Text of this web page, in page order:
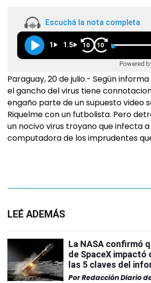
Escuchá la nota completa
1 1.5 10 10
Powered
Paraguay, 20 de julio.- Según informa
el gancho del virus tiene
engaño parte de un supuesto video
Riquelme con un futbolista. Pero
un nocivo virus troyano que infecta
computadora de los imprudentes
LEÉ ADEMÁS
La NASA confirmó
de SpaceX impactó
las 5 claves del
PorRedacción Diario